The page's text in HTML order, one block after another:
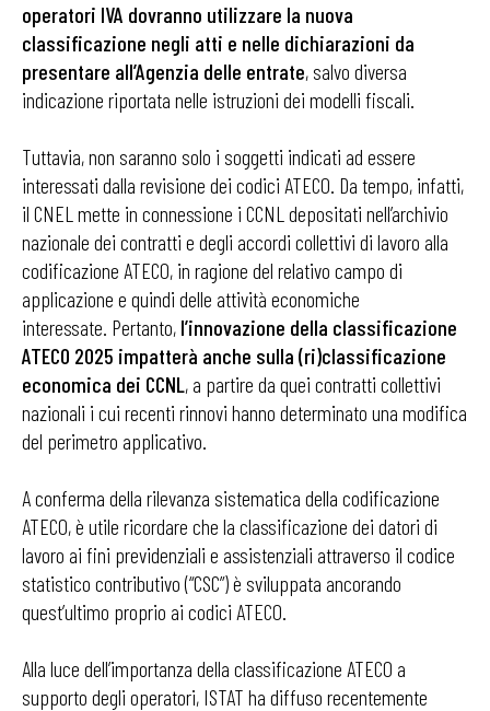
operatori IVA dovranno utilizzare la nuova
classificazione negli atti e nelle dichiarazioni da
presentare all’Agenzia delle entrate, salvo diversa
indicazione riportata nelle istruzioni dei modelli fiscali.
Tuttavia, non saranno solo i soggetti indicati ad essere
interessati dalla revisione dei codici ATECO. Da tempo, infatti,
il CNEL mette in connessione i CCNL depositati nell’archivio
nazionale dei contratti e degli accordi collettivi di lavoro alla
codificazione ATECO, in ragione del relativo campo di
applicazione e quindi delle attività economiche
interessate. Pertanto, l’innovazione della classificazione
ATECO 2025 impatterà anche sulla (ri)classificazione
economica dei CCNL, a partire da quei contratti collettivi
nazionali i cui recenti rinnovi hanno determinato una modifica
del perimetro applicativo.
A conferma della rilevanza sistematica della codificazione
ATECO, è utile ricordare che la classificazione dei datori di
lavoro ai fini previdenziali e assistenziali attraverso il codice
statistico contributivo (“CSC”) è sviluppata ancorando
quest’ultimo proprio ai codici ATECO.
Alla luce dell’importanza della classificazione ATECO a
supporto degli operatori, ISTAT ha diffuso recentemente